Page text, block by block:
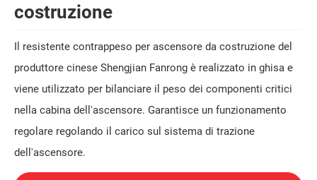
costruzione
Il resistente contrappeso per ascensore da costruzione del
produttore cinese Shengjian Fanrong è realizzato in ghisa e
viene utilizzato per bilanciare il peso dei componenti critici
nella cabina dell'ascensore. Garantisce un funzionamento
regolare regolando il carico sul sistema di trazione
dell'ascensore.